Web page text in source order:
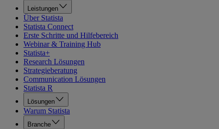
Leistungen
Über Statista
Statista Connect
Erste Schritte und Hilfebereich
Webinar & Training Hub
Statista+
Research Lösungen
Strategieberatung
Communication Lösungen
Statista R
Lösungen
Warum Statista
Branche